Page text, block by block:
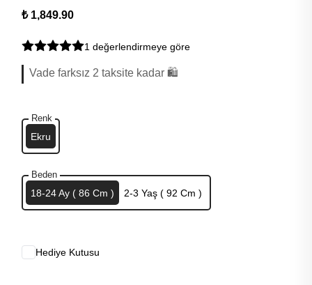
₺ 1,849.90
1 değerlendirmeye göre
Vade farksız 2 taksite kadar 🛍️
Renk
Ekru
Beden
18-24 Ay ( 86 Cm ) 2-3 Yaş ( 92 Cm )
Hediye Kutusu